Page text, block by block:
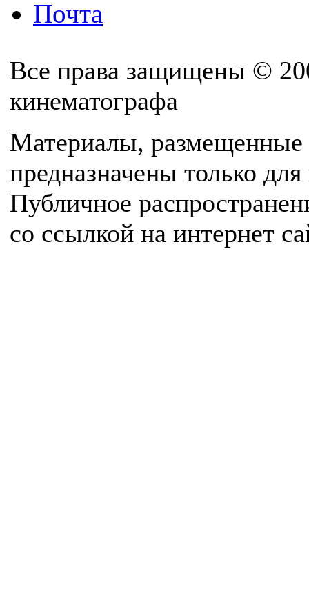
Почта
Все права защищены ©
кинематографа
Материалы, размещенные
предназначены только
Публичное
со ссылкой на интернет